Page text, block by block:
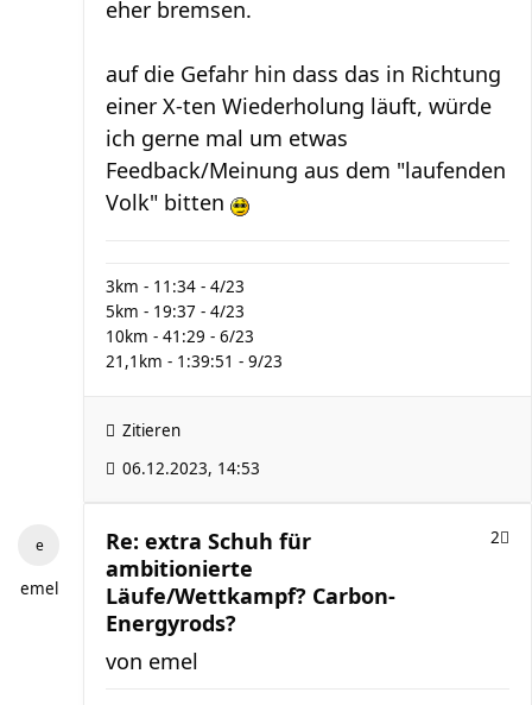
eher bremsen.
auf die Gefahr hin dass das in Richtung
einer X-ten Wiederholung läuft, würde
ich gerne mal um etwas
Feedback/Meinung aus dem "laufenden
Volk" bitten
3km - 11:34 - 4/23
5km - 19:37 - 4/23
10km - 41:29 - 6/23
21,1km - 1:39:51 - 9/23
Zitieren
06.12.2023, 14:53
emel
Re: extra Schuh für
ambitionierte
Läufe/Wettkampf? Carbon-
Energyrods?
2
von emel